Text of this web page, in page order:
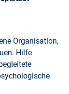
Organisation,
Hilfe